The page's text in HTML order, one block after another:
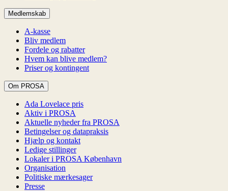
Medlemskab
A-kasse
Bliv medlem
Fordele og rabatter
Hvem kan blive medlem?
Priser og kontingent
Om PROSA
Ada Lovelace pris
Aktiv i PROSA
Aktuelle nyheder fra PROSA
Betingelser og datapraksis
Hjælp og kontakt
Ledige stillinger
Lokaler i PROSA København
Organisation
Politiske mærkesager
Presse